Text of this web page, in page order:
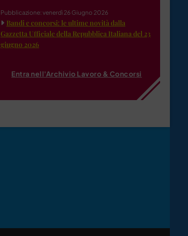
Pubblicazione: venerdì 26 Giugno 2026
Bandi e concorsi: le ultime novità dalla
Gazzetta Ufficiale della Repubblica Italiana del 23
giugno 2026
Entra nell'Archivio Lavoro & Concorsi